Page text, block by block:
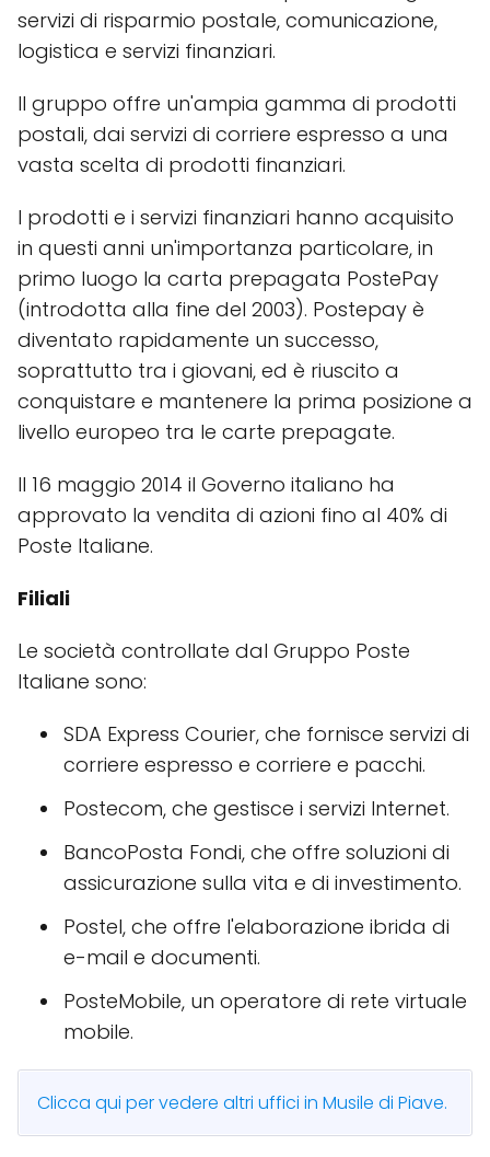
servizi di risparmio postale, comunicazione,
logistica e servizi finanziari.
Il gruppo offre un'ampia gamma di prodotti
postali, dai servizi di corriere espresso a una
vasta scelta di prodotti finanziari.
I prodotti e i servizi finanziari hanno acquisito
in questi anni un'importanza particolare, in
primo luogo la carta prepagata PostePay
(introdotta alla fine del 2003). Postepay è
diventato rapidamente un successo,
soprattutto tra i giovani, ed è riuscito a
conquistare e mantenere la prima posizione a
livello europeo tra le carte prepagate.
Il 16 maggio 2014 il Governo italiano ha
approvato la vendita di azioni fino al 40% di
Poste Italiane.
Filiali
Le società controllate dal Gruppo Poste
Italiane sono:
SDA Express Courier, che fornisce servizi di
corriere espresso e corriere e pacchi.
Postecom, che gestisce i servizi Internet.
BancoPosta Fondi, che offre soluzioni di
assicurazione sulla vita e di investimento.
Postel, che offre l'elaborazione ibrida di
e-mail e documenti.
PosteMobile, un operatore di rete virtuale
mobile.
Clicca qui per vedere altri uffici in Musile di Piave.